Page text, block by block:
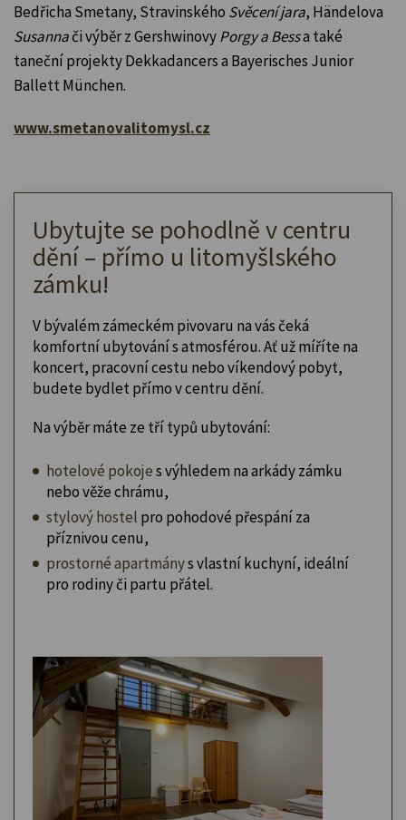
Bedřicha Smetany, Stravinského Svěcení jara, Händelova
Susannači výběr z GershwinovyPorgy a Bessa také
taneční projekty Dekkadancers a Bayerisches Junior
Ballett München.
www.smetanovalitomysl.cz
Ubytujte se pohodlně v centru
dění – přímo u litomyšlského
zámku!
V bývalém zámeckém pivovaru na vás čeká
komfortní ubytování s atmosférou. Ať už míříte na
koncert, pracovní cestu nebo víkendový pobyt,
budete bydlet přímo v centru dění.
Na výběr máte ze tří typů ubytování:
hotelové pokojes výhledem na arkády zámku
nebo věže chrámu,
stylový hostel pro pohodové přespání za
příznivou cenu,
prostorné apartmánys vlastní kuchyní, ideální
pro rodiny či partu přátel.